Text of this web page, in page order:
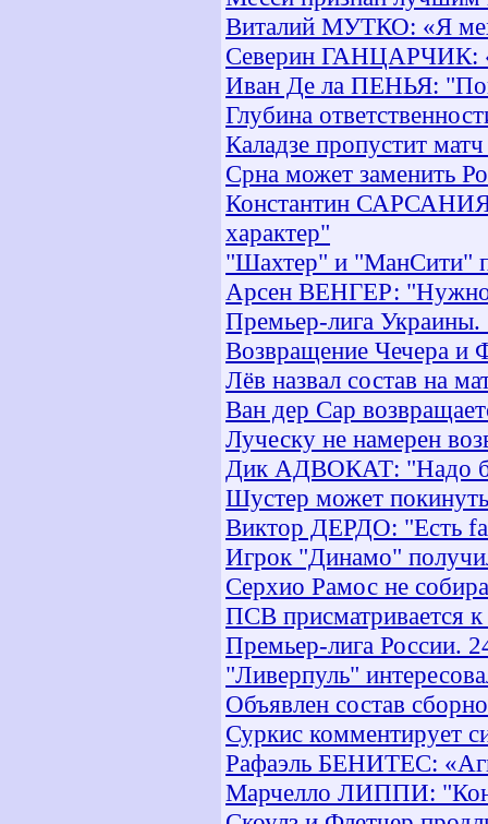
Виталий МУТКО: «Я
Северин ГАНЦАРЧИК:
Иван Де ла ПЕНЬЯ:
Глубина
Каладзе пропустит
Срна может заменить
Константин
характер"
"Шахтер" и "МанСити"
Арсен ВЕНГЕР: "Нужно
Премьер-лига
Возвращение Чечера и
Лёв назвал состав на
Ван дер Сар
Луческу не намерен
Дик АДВОКАТ: "Надо
Шустер может
Виктор ДЕРДО: "Есть
Игрок "Динамо"
Серхио Рамос не
ПСВ присматривается
Премьер-лига России.
"Ливерпуль"
Объявлен состав
Суркис комментирует
Рафаэль БЕНИТЕС:
Марчелло ЛИППИ: